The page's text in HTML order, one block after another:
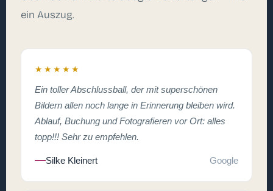
ein Auszug.
★★★★★
Ein toller Abschlussball, der mit superschönen
Bildern allen noch lange in Erinnerung bleiben wird.
Ablauf, Buchung und Fotografieren vor Ort: alles
topp!!! Sehr zu empfehlen.
Silke Kleinert Google